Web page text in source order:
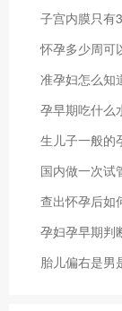
子宫内膜只有
怀孕多少周可
准孕妇怎么知
孕早期吃什么
生儿子一般的
国内做一次试
查出怀孕后如
孕妇孕早期判
胎儿偏右是男